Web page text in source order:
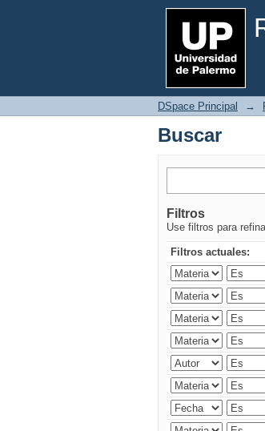
Buscar
DSpace Principal →
Buscar
Filtros
Use filtros para
Filtros actuales: